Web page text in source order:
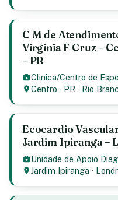
C M de
Virginia F Cruz –
– PR
Clinica/Centro de
Centro · PR · Rio
Ecocardio
Jardim Ipiranga –
Unidade de Apoio
Jardim Ipiranga ·